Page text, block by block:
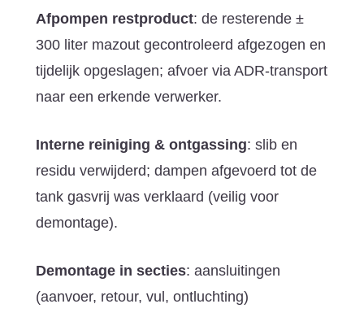
Afpompen restproduct: de resterende ±
300 liter mazout gecontroleerd afgezogen en
tijdelijk opgeslagen; afvoer via ADR-transport
naar een erkende verwerker.
Interne reiniging & ontgassing: slib en
residu verwijderd; dampen afgevoerd tot de
tank gasvrij was verklaard (veilig voor
demontage).
Demontage in secties: aansluitingen
(aanvoer, retour, vul, ontluchting)